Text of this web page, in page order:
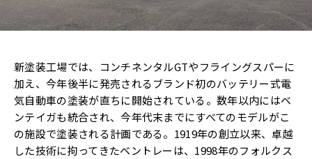
新塗装工場では、コンチネンタルGTやフライングスパーに
加え、今年後半に発売されるブランド初のバッテリー式電
気自動車の塗装が直ちに開始されている。数年以内にはベ
ンテイガも統合され、今年代末までにすべてのモデルがこ
の施設で塗装される計画である。1919年の創立以来、卓越
した技術に拘ってきたベントレーは、1998年のフォルクス